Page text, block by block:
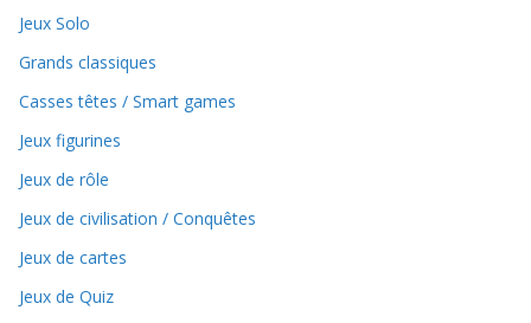
Jeux Solo
Grands classiques
Casses têtes / Smart games
Jeux figurines
Jeux de rôle
Jeux de civilisation / Conquêtes
Jeux de cartes
Jeux de Quiz